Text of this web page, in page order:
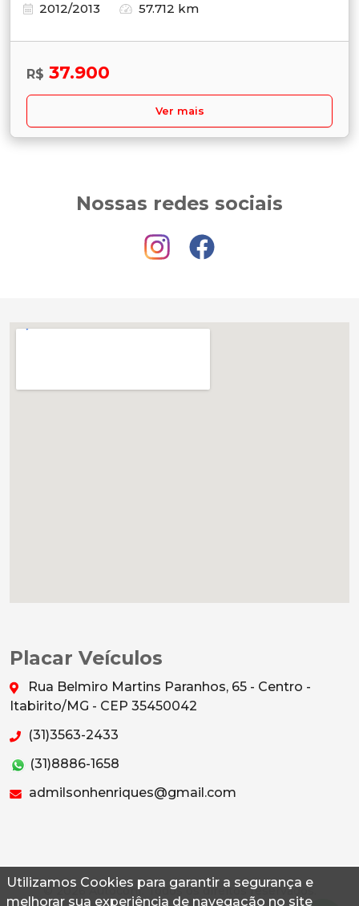
Utilizamos Cookies para garantir a segurança e
melhorar sua experiência de navegação no site
2012/2013
57.712 km
R$ 37.900
Ver mais
Nossas redes sociais
Placar Veículos
Rua Belmiro Martins Paranhos, 65 - Centro -
Itabirito/MG - CEP 35450042
(31)3563-2433
(31)8886-1658
admilsonhenriques@gmail.com
© 2026 Autoconf. Todos os direitos reservados.